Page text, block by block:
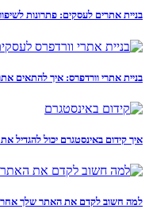
בניית אתרים לעסקים: פתרונות
בניית אתרי וורדפרס: איך להתאים
איך קידום באינסטגרם יכול להגדיל
למה חשוב לקדם את האתר שלך אחרי